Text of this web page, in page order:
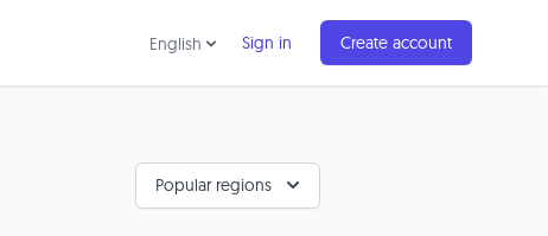
English Sign in Create account
Popular regions